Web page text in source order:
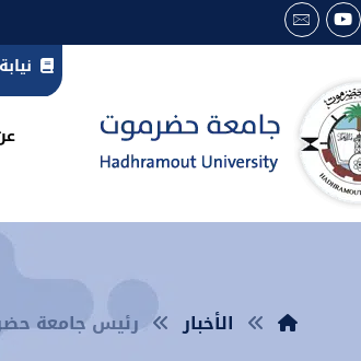
الأخبار رئيس جامعة